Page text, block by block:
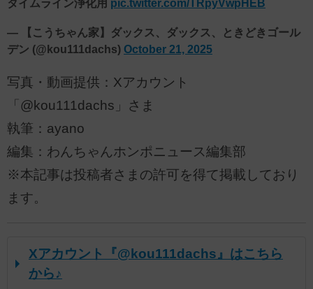
タイムライン浄化用 pic.twitter.com/TRpyVwpHEB
— 【こうちゃん家】ダックス、ダックス、ときどきゴール
デン (@kou111dachs) October 21, 2025
写真・動画提供：Xアカウント
「@kou111dachs」さま
執筆：ayano
編集：わんちゃんホンポニュース編集部
※本記事は投稿者さまの許可を得て掲載しており
ます。
Xアカウント『@kou111dachs』はこちら
から♪